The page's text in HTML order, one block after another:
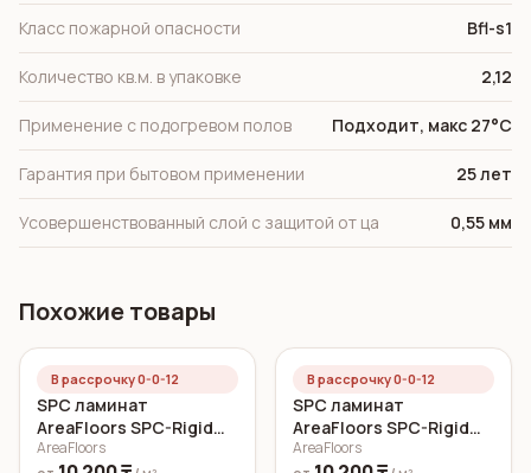
Класс пожарной опасности Bfl-s1
Количество кв.м. в упаковке 2,12
Применение с подогревом полов Подходит, макс 27°C
Гарантия при бытовом применении 25 лет
Усовершенствованный слой с защитой от ца 0,55 мм
Похожие товары
В рассрочку 0-0-12
SPC ламинат
AreaFloors SPC-Rigid
Click Дуб морской
AreaFloors
В рассрочку 0-0-12
SPC ламинат
AreaFloors SPC-Rigid
Click Осенний дуб
AreaFloors